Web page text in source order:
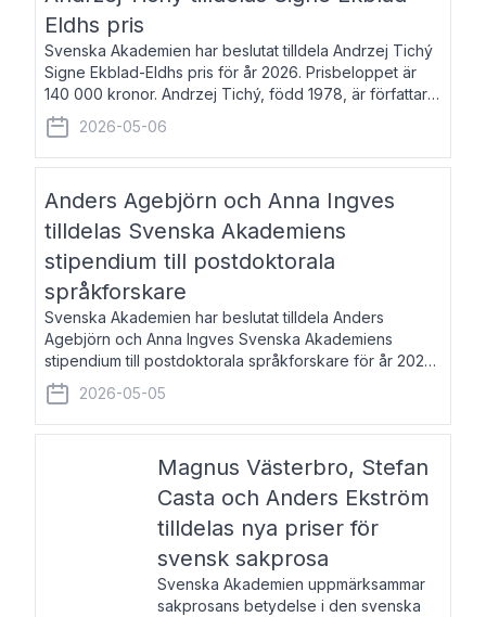
Eldhs pris
Svenska Akademien har beslutat tilldela Andrzej Tichý
Signe Ekblad-Eldhs pris för år 2026. Prisbeloppet är
140 000 kronor. Andrzej Tichý, född 1978, är författare
och kulturskribent. Han debuterade 2005 med den
lovordade romanen Sex liter l
2026-05-06
Anders Agebjörn och Anna Ingves
tilldelas Svenska Akademiens
stipendium till postdoktorala
språkforskare
Svenska Akademien har beslutat tilldela Anders
Agebjörn och Anna Ingves Svenska Akademiens
stipendium till postdoktorala språkforskare för år 2026.
Stipendiebeloppet är 75 000 kronor per mottagare.
Anders Agebjörn, född 1984, är universitet
2026-05-05
Magnus Västerbro, Stefan
Casta och Anders Ekström
tilldelas nya priser för
svensk sakprosa
Svenska Akademien uppmärksammar
sakprosans betydelse i den svenska